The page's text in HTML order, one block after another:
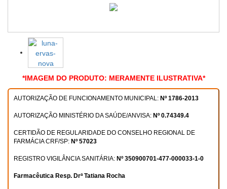
*IMAGEM DO PRODUTO: MERAMENTE ILUSTRATIVA*
AUTORIZAÇÃO DE FUNCIONAMENTO MUNICIPAL: Nº 1786-2013
AUTORIZAÇÃO MINISTÉRIO DA SAÚDE/ANVISA: Nº 0.74349.4
CERTIDÃO DE REGULARIDADE DO CONSELHO REGIONAL DE
FARMÁCIA CRF/SP: Nº 57023
REGISTRO VIGILÂNCIA SANITÁRIA: Nº 350900701-477-000033-1-0
Farmacêutica Resp. Drª Tatiana Rocha